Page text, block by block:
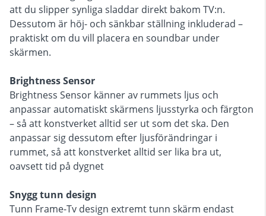
att du slipper synliga sladdar direkt bakom TV:n.
Dessutom är höj- och sänkbar ställning inkluderad –
praktiskt om du vill placera en soundbar under
skärmen.
Brightness Sensor
Brightness Sensor känner av rummets ljus och
anpassar automatiskt skärmens ljusstyrka och färgton
– så att konstverket alltid ser ut som det ska. Den
anpassar sig dessutom efter ljusförändringar i
rummet, så att konstverket alltid ser lika bra ut,
oavsett tid på dygnet
Snygg tunn design
Tunn Frame-Tv design extremt tunn skärm endast